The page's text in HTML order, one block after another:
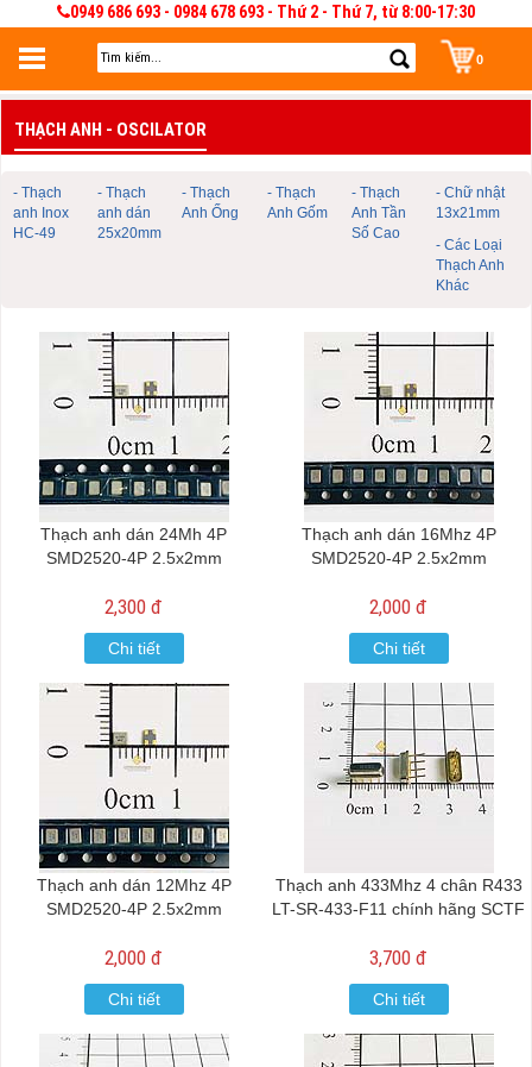
0949 686 693 - 0984 678 693 - Thứ 2 - Thứ 7, từ 8:00-17:30
0
Đăng nhập
Đăng nhập để lưu giỏ hàng 30 ngày. Có thể sửa và quản lý giỏ hàng và đơn
hàng
THẠCH ANH - OSCILATOR
- Thạch
anh Inox
HC-49
- Thạch
anh dán
25x20mm
- Thạch
Anh Ống
- Thạch
Anh Gốm
- Thạch
Anh Tần
Số Cao
- Chữ nhật
13x21mm
- Các Loại
Thạch Anh
Khác
Thạch anh dán 24Mh 4P
SMD2520-4P 2.5x2mm
2,300 đ
Chi tiết
Thạch anh dán 16Mhz 4P
SMD2520-4P 2.5x2mm
2,000 đ
Chi tiết
Thạch anh dán 12Mhz 4P
SMD2520-4P 2.5x2mm
2,000 đ
Chi tiết
Thạch anh 433Mhz 4 chân R433
LT-SR-433-F11 chính hãng SCTF
3,700 đ
Chi tiết